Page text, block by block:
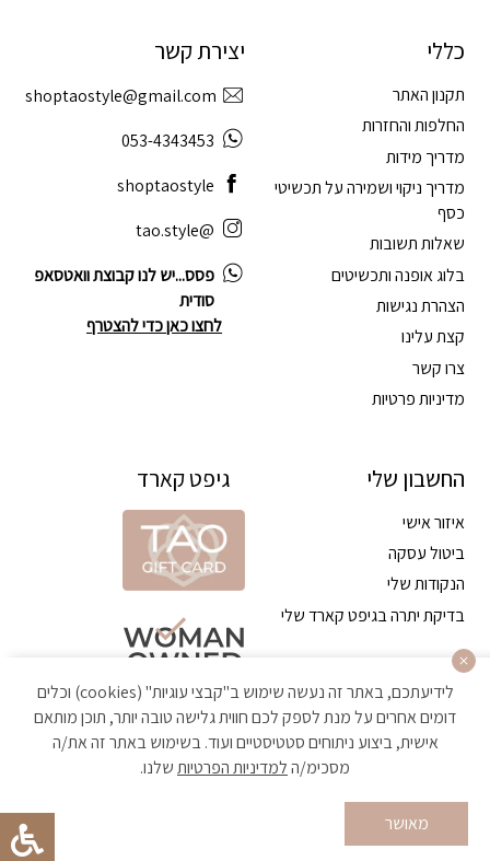
כללי
תקנון האתר
החלפות והחזרות
מדריך מידות
מדריך ניקוי ושמירה על תכשיטי
כסף
שאלות תשובות
בלוג אופנה ותכשיטים
הצהרת נגישות
קצת עלינו
צרו קשר
מדיניות פרטיות
החשבון שלי
איזור אישי
ביטול עסקה
הנקודות שלי
בדיקת יתרה בגיפט קארד שלי
יצירת קשר
shoptaostyle@gmail.com
053-4343453
shoptaostyle
@tao.style
פסס...יש לנו קבוצת וואטסאפ
סודית
לחצו כאן כדי להצטרף
גיפט קארד
הקניה באתר מאובטחת ועומדת בתקן האבטחה הגבוה ביותר
לידיעתכם, באתר זה נעשה שימוש ב"קבצי עוגיות" (cookies) וכלים
דומים אחרים על מנת לספק לכם חווית גלישה טובה יותר, תוכן מותאם
אישית, ביצוע ניתוחים סטטיסטיים ועוד. בשימוש באתר זה את/ה
מסכימ/הלמדיניות הפרטיותשלנו.
מאושר